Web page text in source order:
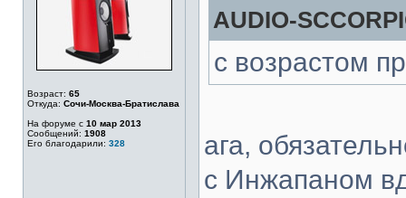
Возраст: 65
Откуда: Сочи-Москва-Братислава
На форуме с 10 мар 2013
Сообщений: 1908
Его благодарили: 328
AUDIO-
с возрастом
ага,
с Инжапаном